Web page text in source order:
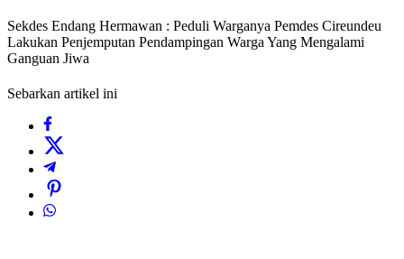
Sekdes Endang Hermawan : Peduli Warganya Pemdes Cireundeu
Lakukan Penjemputan Pendampingan Warga Yang Mengalami
Ganguan Jiwa
Sebarkan artikel ini